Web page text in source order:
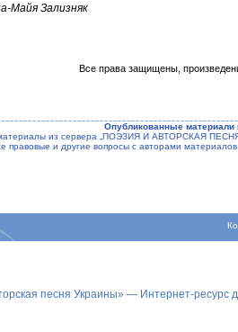
Майя Зализняк
Все права защищены,
Опубликованные материали
из сервера „ПОЭЗИЯ И АВТОРСКАЯ
правовые и другие вопросы с авторами
песня Украины» — Интернет-ресурс